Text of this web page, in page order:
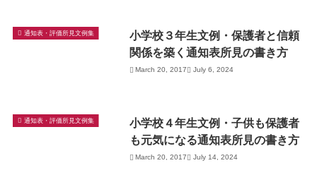
通知表・評価所見文例集
小学校３年生文例・保護者と信頼
関係を築く通知表所見の書き方
March 20, 2017 July 6, 2024
通知表・評価所見文例集
小学校４年生文例・子供も保護者
も元気になる通知表所見の書き方
March 20, 2017 July 14, 2024